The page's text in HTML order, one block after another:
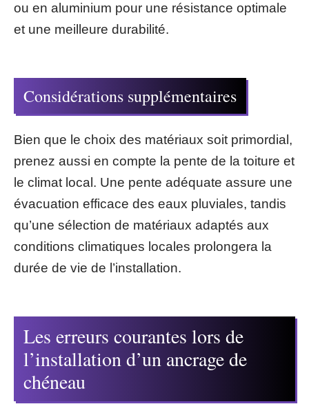
ou en aluminium pour une résistance optimale
et une meilleure durabilité.
Considérations supplémentaires
Bien que le choix des matériaux soit primordial,
prenez aussi en compte la pente de la toiture et
le climat local. Une pente adéquate assure une
évacuation efficace des eaux pluviales, tandis
qu’une sélection de matériaux adaptés aux
conditions climatiques locales prolongera la
durée de vie de l’installation.
Les erreurs courantes lors de
l’installation d’un ancrage de
chéneau